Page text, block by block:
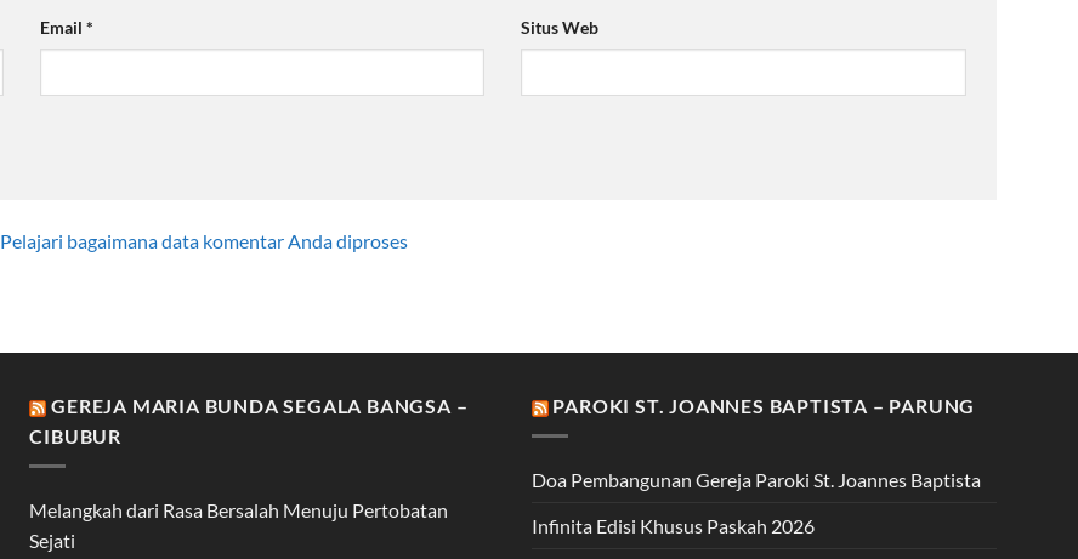
Email * Situs Web
Pelajari bagaimana data komentar Anda diproses
GEREJA MARIA BUNDA SEGALA BANGSA –
CIBUBUR
Melangkah dari Rasa Bersalah Menuju Pertobatan
Sejati
PAROKI ST. JOANNES BAPTISTA – PARUNG
Doa Pembangunan Gereja Paroki St. Joannes Baptista
Infinita Edisi Khusus Paskah 2026